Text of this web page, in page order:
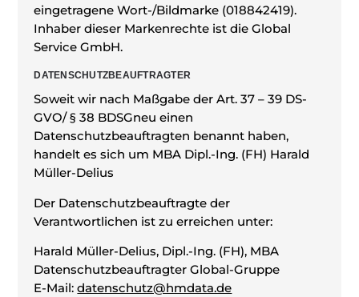
eingetragene Wort-/Bildmarke (018842419).
Inhaber dieser Markenrechte ist die Global
Service GmbH.
DATENSCHUTZBEAUFTRAGTER
Soweit wir nach Maßgabe der Art. 37 – 39 DS-
GVO/ § 38 BDSGneu einen
Datenschutzbeauftragten benannt haben,
handelt es sich um MBA Dipl.-Ing. (FH) Harald
Müller-Delius
Der Datenschutzbeauftragte der
Verantwortlichen ist zu erreichen unter:
Harald Müller-Delius, Dipl.-Ing. (FH), MBA
Datenschutzbeauftragter Global-Gruppe
E-Mail:datenschutz@hmdata.de